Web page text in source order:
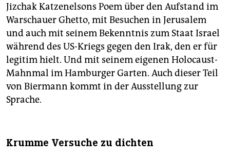
Jizchak Katzenelsons Poem über den Aufstand im
Warschauer Ghetto, mit Besuchen in Jerusalem
und auch mit seinem Bekenntnis zum Staat Israel
während des US-Kriegs gegen den Irak, den er für
legitim hielt. Und mit seinem eigenen Holocaust-
Mahnmal im Hamburger Garten. Auch dieser Teil
von Biermann kommt in der Ausstellung zur
Sprache.
Krumme Versuche zu dichten